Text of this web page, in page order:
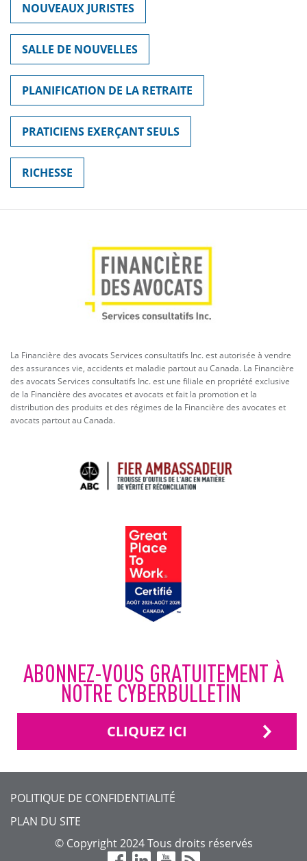
NOUVEAUX JURISTES
SALLE DE NOUVELLES
PLANIFICATION DE LA RETRAITE
PRATICIENS EXERÇANT SEULS
RICHESSE
La Financière des avocats Services consultatifs Inc. est autorisée à vendre
des assurances vie, accidents et maladie partout au Canada. La Financière
des avocats Services consultatifs Inc. est une filiale en propriété exclusive
de la Financière des avocates et avocats et fait la promotion et la
distribution des produits et des régimes de la Financière des avocates et
avocats partout au Canada.
ABONNEZ-VOUS GRATUITEMENT À
NOTRE CYBERBULLETIN
CLIQUEZ ICI
FOOTER
MENU
POLITIQUE DE CONFIDENTIALITÉ
PLAN DU SITE
©Copyright 2024 Tous droits réservés